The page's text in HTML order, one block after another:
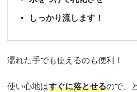
しっかり流します！
濡れた手でも使えるのも便利！
使い心地はすぐに落とせるので、